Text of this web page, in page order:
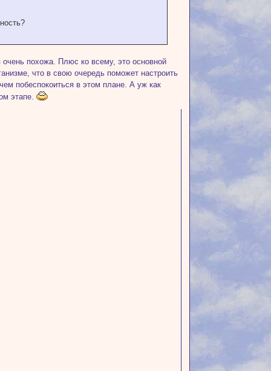
похожа. Плюс ко всему, это основной
что в свою очередь поможет настроить
побеспокоиться в этом плане. А уж как
этапе.